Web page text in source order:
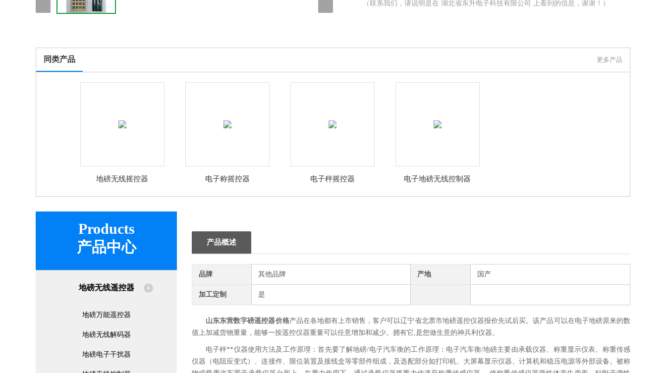
（联系我们，请说明是在 湖北省东升电子科技有限公司 上看到的信息，谢谢！）
同类产品 更多产品
地磅无线摇控器 电子称摇控器 电子秤摇控器 电子地磅无线控制器
Products
产品中心
地磅无线遥控器
地磅万能遥控器
地磅无线解码器
地磅电子干扰器
产品概述
品牌 其他品牌 产地 国产
加工定制 是
山东东营数字磅遥控器价格产品在各地都有上市销售，客户可以辽宁省北票市地磅遥控仪器报价先试后买。该产品可以在电子地磅原来的数
值上加减货物重量，能够一按遥控仪器重量可以任意增加和减少。拥有它,是您做生意的神兵利仪器。
电子秤**仪器使用方法及工作原理：首先要了解地磅/电子汽车衡的工作原理：电子汽车衡/地磅主要由承载仪器、称重显示仪表、称重传感
仪器（电阻应变式）、连接件、限位装置及接线盒等零部件组成，及选配部分如打印机、大屏幕显示仪器、计算机和稳压电源等外部设备。被称